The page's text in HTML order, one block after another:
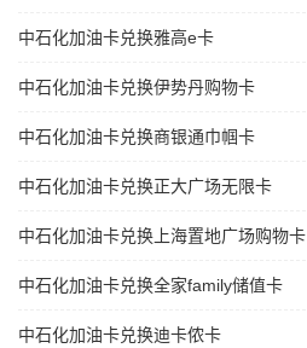
中石化加油卡兑换雅高e卡
中石化加油卡兑换伊势丹购物卡
中石化加油卡兑换商银通巾帼卡
中石化加油卡兑换正大广场无限卡
中石化加油卡兑换上海置地广场购物卡
中石化加油卡兑换全家family储值卡
中石化加油卡兑换迪卡侬卡